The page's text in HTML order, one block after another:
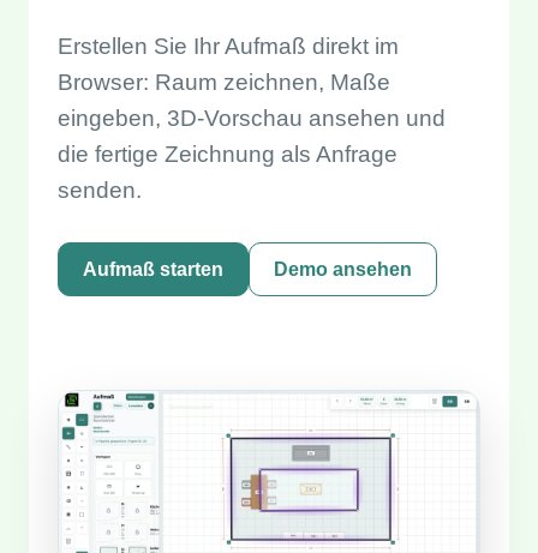
Erstellen Sie Ihr Aufmaß direkt im
Browser: Raum zeichnen, Maße
eingeben, 3D-Vorschau ansehen und
die fertige Zeichnung als Anfrage
senden.
Aufmaß starten Demo ansehen